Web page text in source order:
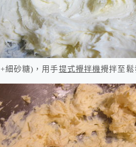
+細砂糖) ，用手提式攪拌機攪拌至